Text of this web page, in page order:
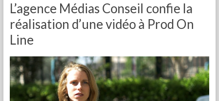
L’agence Médias Conseil confie la
réalisation d’une vidéo à Prod On
Line